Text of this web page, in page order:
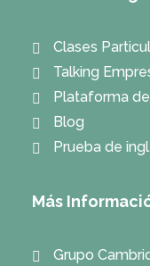
Clases
Talking
Plataforma
Blog
Prueba de
Más
Grupo